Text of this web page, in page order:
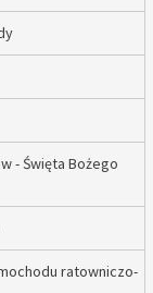
- Święta Bożego
ratowniczo-